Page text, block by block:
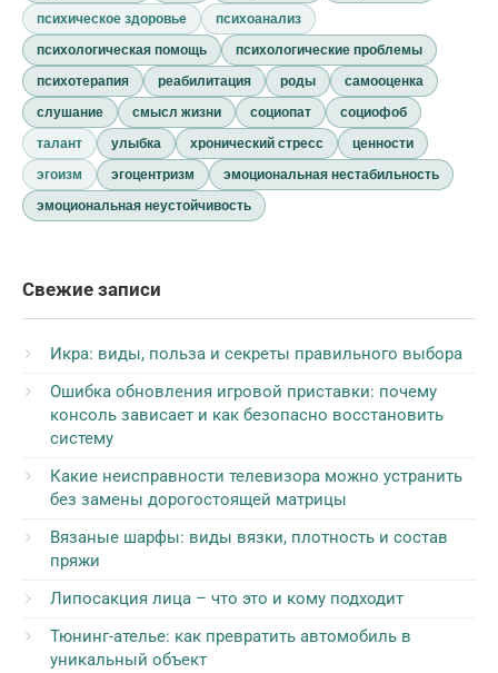
психическое здоровье
психоанализ
психологическая помощь
психологические проблемы
психотерапия
реабилитация роды
самооценка
слушание
смысл жизни социопат
социофоб
талант
улыбка хронический стресс
ценности
эгоизм
эгоцентризм
эмоциональная нестабильность
эмоциональная неустойчивость
Свежие записи
Икра: виды, польза и секреты правильного выбора
Ошибка обновления игровой приставки: почему
консоль зависает и как безопасно восстановить
систему
Какие неисправности телевизора можно устранить
без замены дорогостоящей матрицы
Вязаные шарфы: виды вязки, плотность и состав
пряжи
Липосакция лица – что это и кому подходит
Тюнинг-ателье: как превратить автомобиль в
уникальный объект